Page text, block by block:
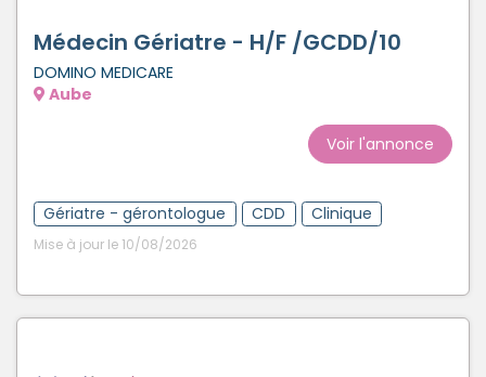
Médecin Gériatre - H/F /GCDD/10
DOMINO MEDICARE
Aube
Voir l'annonce
Gériatre - gérontologue CDD Clinique
Mise à jour le 10/08/2026